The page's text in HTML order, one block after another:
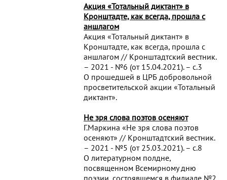
Акция «Тотальный диктант» в
Кронштадте, как всегда, прошла с
аншлагом
Акция «Тотальный диктант» в
Кронштадте, как всегда, прошла с
аншлагом // Кронштадтский вестник.
– 2021 - №6 (от 15.04.2021). – с.3
О прошедшей в ЦРБ добровольной
просветительской акции «Тотальный
диктант».
Не зря слова поэтов осеняют
Г.Маркина «Не зря слова поэтов
осеняют» // Кронштадтский вестник.
– 2021 - №5 (от 25.03.2021). – с.8
О литературном полдне,
посвященном Всемирному дню
поэзии, состоявшемся в филиале №2